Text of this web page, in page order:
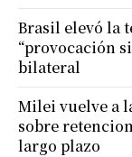
Brasil elevó la
“provocación
bilateral
Milei vuelve a
sobre
largo plazo